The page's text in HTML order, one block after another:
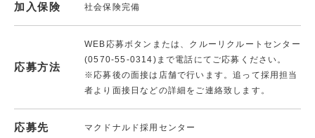
加入保険 社会保険完備
応募方法
WEB応募ボタンまたは、クルーリクルートセンター
(0570-55-0314)まで電話にてご応募ください。
※応募後の面接は店舗で行います。追って採用担当
者より面接日などの詳細をご連絡致します。
応募先 マクドナルド採用センター